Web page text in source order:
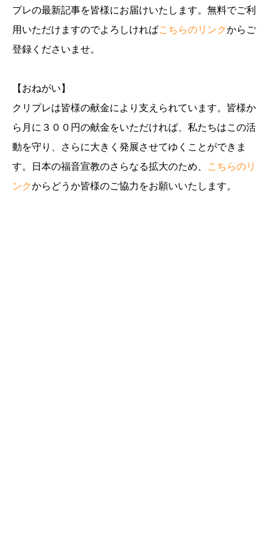
プレの最新記事を皆様にお届けいたします。無料でご利
用いただけますのでよろしければこちらのリンクからご
登録くださいませ。
【おねがい】
クリプレは皆様の献金により支えられています。皆様か
ら月に３００円の献金をいただければ、私たちはこの活
動を守り、さらに大きく発展させてゆくことができま
す。日本の福音宣教のさらなる拡大のため、
こちらのリ
ンクからどうか皆様のご協力をお願いいたします。